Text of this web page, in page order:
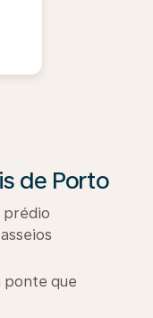
de Porto
prédio
ponte que